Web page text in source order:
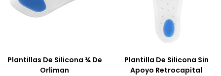
Plantillas De Silicona ¾ De
Orliman
Plantilla De Silicona Sin
Apoyo Retrocapital